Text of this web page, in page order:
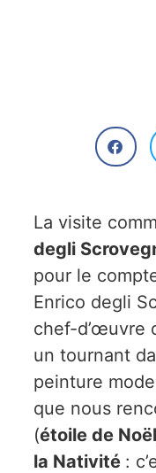
La visite
degli
pour le
Enrico degli
chef-d’œuvre
un tournant
peinture
que nous
(étoile de Noël
la Nativité :